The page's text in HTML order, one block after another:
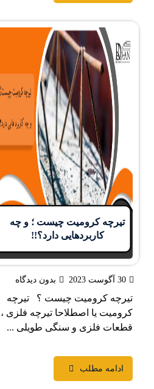
کرومیت چیست ؛ و چه
کاربردهایی دارد؟!!
بدون دیدگاه
کرومیت چیست ؟ تیرچه
یا اصطلاحا تیرچه فلزی ، به
فلزی و سنگی طویلی ...
مطلب